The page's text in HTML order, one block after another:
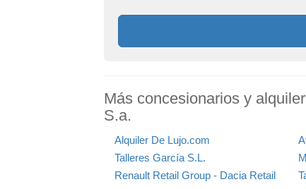
Más concesionarios y
S.a.
Alquiler De Lujo.com
Talleres García S.L.
Renault Retail Group - Dacia Retail